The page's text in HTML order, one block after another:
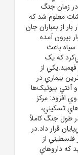
زمان جنگ
معلوم شد که
از بمباران جان
بيرون آمده
باعث
که يک
از
بيماري در
آنتي بيوتيک‌ها
افزود: مرکز
تسکيني،
طول جنگ کاملاً
قرار داد.در
فلسطيني از
که داروهاي